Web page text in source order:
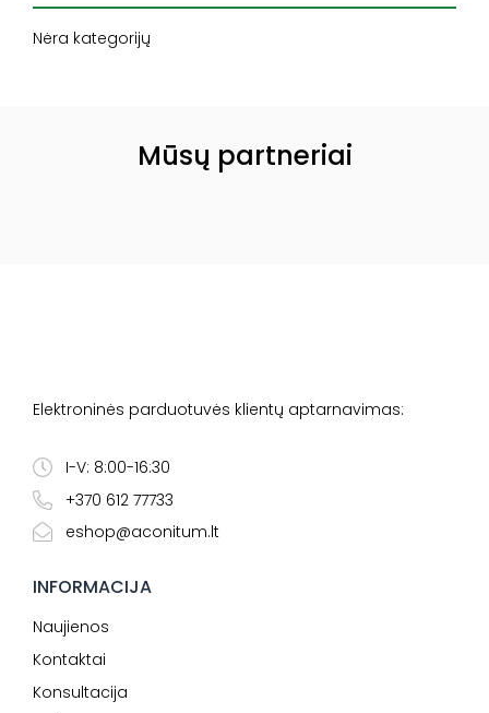
Nėra kategorijų
Mūsų partneriai
Elektroninės parduotuvės klientų aptarnavimas:
I-V: 8:00-16:30
+370 612 77733
eshop@aconitum.lt
INFORMACIJA
Naujienos
Kontaktai
Konsultacija